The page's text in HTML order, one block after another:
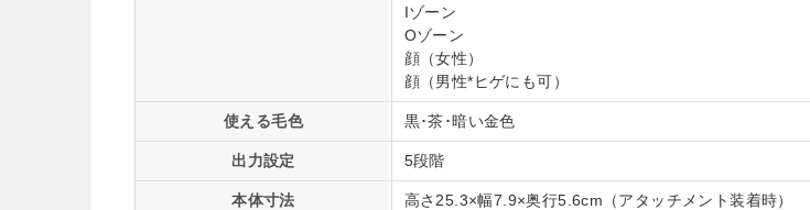
Iゾーン
Oゾーン
顔（女性）
顔（男性*ヒゲにも可）
使える毛色 黒･茶･暗い金色
出力設定 5段階
本体寸法 高さ25.3×幅7.9×奥行5.6cm（アタッチメント装着時）